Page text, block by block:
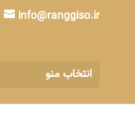
info@ranggiso.ir
انتخاب منو